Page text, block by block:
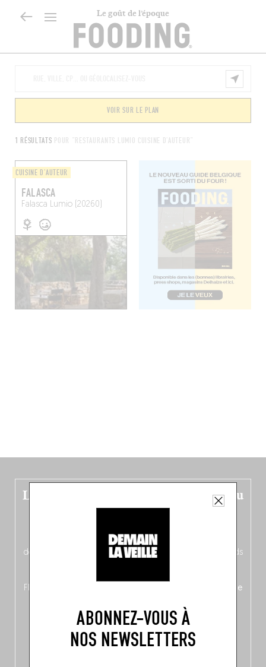
Le goût de l’époque
ABONNEZ-VOUS À
NOS NEWSLETTERS
1 RÉSULTATS POUR "RESTAURANTS LUMIO CUISINE D'AUTEUR"
VOIR SUR LE PLAN
CUISINE D'AUTEUR
FALASCA
Falasca Lumio (20260)
Le nouveau guide Belgique est sorti du
four !
néerlandais côté face – à moins que ne soit l’inverse ?),
découvrez
une partie mag « Nord-Zuid »
qui met les pieds
Flandre, à Bruxelles et en Wallonie, ainsi qu’
un palmarès de